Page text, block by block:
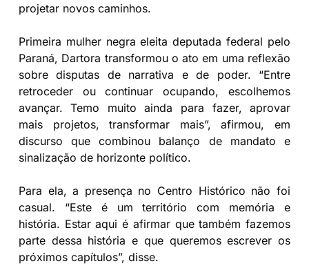
projetar novos caminhos.
Primeira mulher negra eleita deputada federal pelo
Paraná, Dartora transformou o ato em uma reflexão
sobre disputas de narrativa e de poder. “Entre
retroceder ou continuar ocupando, escolhemos
avançar. Temo muito ainda para fazer, aprovar
mais projetos, transformar mais”, afirmou, em
discurso que combinou balanço de mandato e
sinalização de horizonte político.
Para ela, a presença no Centro Histórico não foi
casual. “Este é um território com memória e
história. Estar aqui é afirmar que também fazemos
parte dessa história e que queremos escrever os
próximos capítulos”, disse.